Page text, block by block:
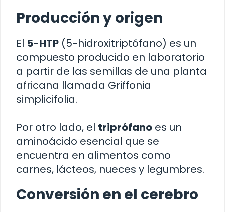
Producción y origen
El 5-HTP (5-hidroxitriptófano) es un
compuesto producido en laboratorio
a partir de las semillas de una planta
africana llamada Griffonia
simplicifolia.
Por otro lado, el triprófano es un
aminoácido esencial que se
encuentra en alimentos como
carnes, lácteos, nueces y legumbres.
Conversión en el cerebro